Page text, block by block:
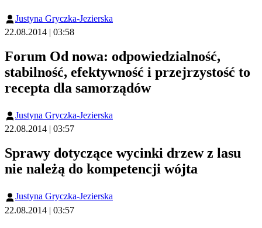
Justyna Gryczka-Jezierska
22.08.2014 | 03:58
Forum Od nowa: odpowiedzialność,
stabilność, efektywność i przejrzystość to
recepta dla samorządów
Justyna Gryczka-Jezierska
22.08.2014 | 03:57
Sprawy dotyczące wycinki drzew z lasu
nie należą do kompetencji wójta
Justyna Gryczka-Jezierska
22.08.2014 | 03:57